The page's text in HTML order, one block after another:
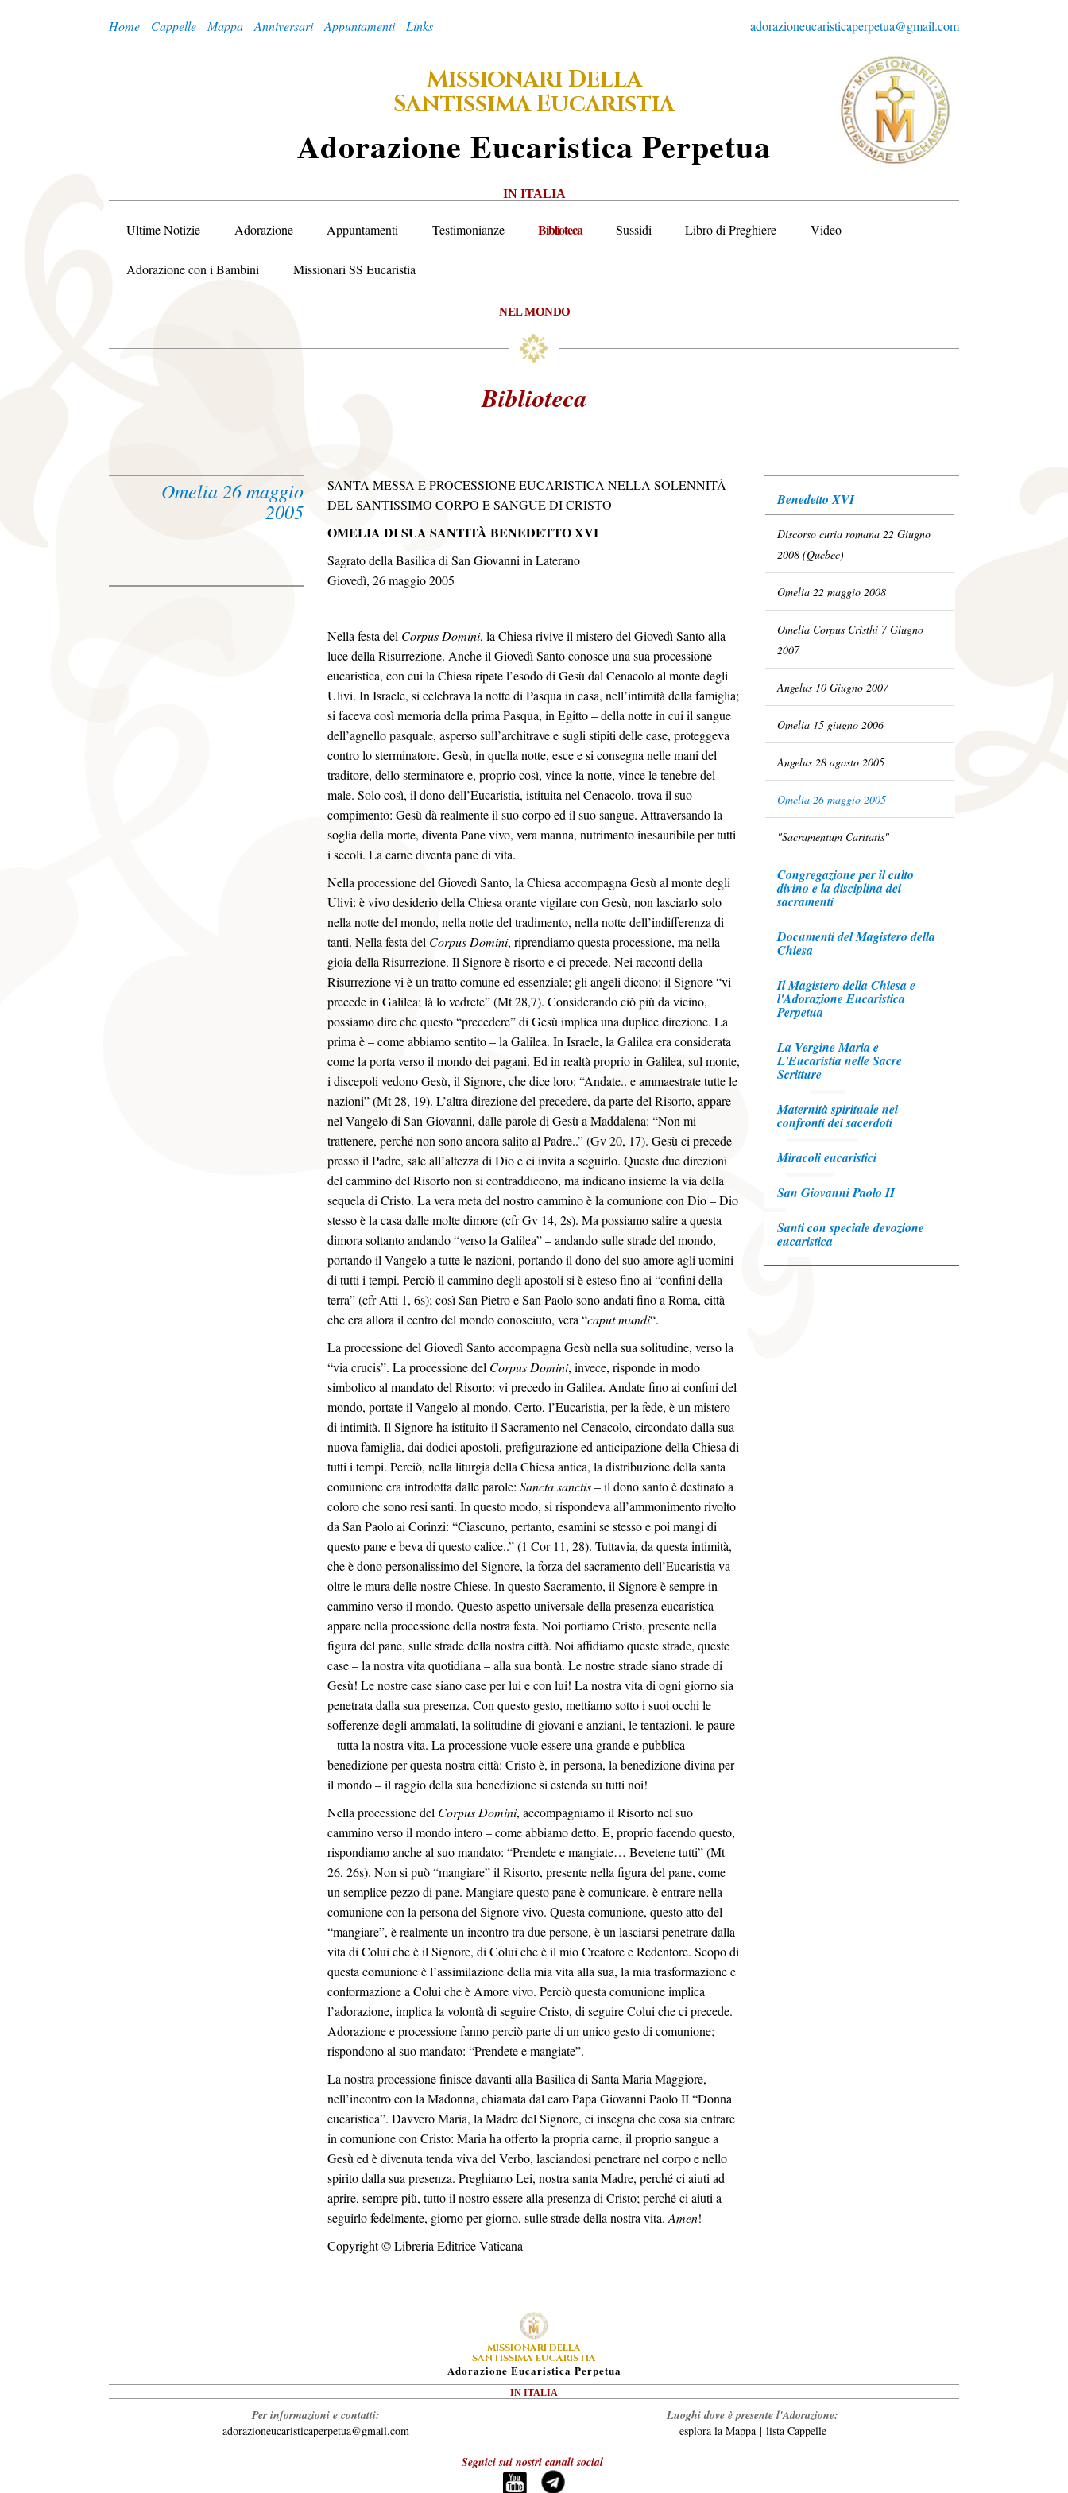
adorazioneucaristicaperpetua@gmail.com
Home Cappelle Mappa Anniversari Appuntamenti Links
MISSIONARIDELLA
SANTISSIMAEUCARISTIA
ADorazione EUcaristica PErpetua
IN ITALIA
Ultime Notizie Adorazione Appuntamenti Testimonianze Biblioteca Sussidi Libro di Preghiere Video
Adorazione con i Bambini Missionari SS Eucaristia
NEL MONDO
Biblioteca
Omelia 26 maggio
2005
SANTA MESSA E PROCESSIONE EUCARISTICA NELLA SOLENNITÀ
DEL SANTISSIMO CORPO E SANGUE DI CRISTO
OMELIA DI SUA SANTITÀ BENEDETTO XVI
Sagrato della Basilica di San Giovanni in Laterano
Giovedì, 26 maggio 2005
Nella festa del Corpus Domini, la Chiesa rivive il mistero del Giovedì Santo alla
luce della Risurrezione. Anche il Giovedì Santo conosce una sua processione
eucaristica, con cui la Chiesa ripete l’esodo di Gesù dal Cenacolo al monte degli
Ulivi. In Israele, si celebrava la notte di Pasqua in casa, nell’intimità della famiglia;
si faceva così memoria della prima Pasqua, in Egitto – della notte in cui il sangue
dell’agnello pasquale, asperso sull’architrave e sugli stipiti delle case, proteggeva
contro lo sterminatore. Gesù, in quella notte, esce e si consegna nelle mani del
traditore, dello sterminatore e, proprio così, vince la notte, vince le tenebre del
male. Solo così, il dono dell’Eucaristia, istituita nel Cenacolo, trova il suo
compimento: Gesù dà realmente il suo corpo ed il suo sangue. Attraversando la
soglia della morte, diventa Pane vivo, vera manna, nutrimento inesauribile per tutti
i secoli. La carne diventa pane di vita.
Nella processione del Giovedì Santo, la Chiesa accompagna Gesù al monte degli
Ulivi: è vivo desiderio della Chiesa orante vigilare con Gesù, non lasciarlo solo
nella notte del mondo, nella notte del tradimento, nella notte dell’indifferenza di
tanti. Nella festa del Corpus Domini, riprendiamo questa processione, ma nella
gioia della Risurrezione. Il Signore è risorto e ci precede. Nei racconti della
Risurrezione vi è un tratto comune ed essenziale; gli angeli dicono: il Signore “vi
precede in Galilea; là lo vedrete” (Mt 28,7). Considerando ciò più da vicino,
possiamo dire che questo “precedere” di Gesù implica una duplice direzione. La
prima è – come abbiamo sentito – la Galilea. In Israele, la Galilea era considerata
come la porta verso il mondo dei pagani. Ed in realtà proprio in Galilea, sul monte,
i discepoli vedono Gesù, il Signore, che dice loro: “Andate.. e ammaestrate tutte le
nazioni” (Mt 28, 19). L’altra direzione del precedere, da parte del Risorto, appare
nel Vangelo di San Giovanni, dalle parole di Gesù a Maddalena: “Non mi
trattenere, perché non sono ancora salito al Padre..” (Gv 20, 17). Gesù ci precede
presso il Padre, sale all’altezza di Dio e ci invita a seguirlo. Queste due direzioni
del cammino del Risorto non si contraddicono, ma indicano insieme la via della
sequela di Cristo. La vera meta del nostro cammino è la comunione con Dio – Dio
stesso è la casa dalle molte dimore (cfr Gv 14, 2s). Ma possiamo salire a questa
dimora soltanto andando “verso la Galilea” – andando sulle strade del mondo,
portando il Vangelo a tutte le nazioni, portando il dono del suo amore agli uomini
di tutti i tempi. Perciò il cammino degli apostoli si è esteso fino ai “confini della
terra” (cfr Atti 1, 6s); così San Pietro e San Paolo sono andati fino a Roma, città
che era allora il centro del mondo conosciuto, vera “caput mundi“.
La processione del Giovedì Santo accompagna Gesù nella sua solitudine, verso la
“via crucis”. La processione del Corpus Domini, invece, risponde in modo
simbolico al mandato del Risorto: vi precedo in Galilea. Andate fino ai confini del
mondo, portate il Vangelo al mondo. Certo, l’Eucaristia, per la fede, è un mistero
di intimità. Il Signore ha istituito il Sacramento nel Cenacolo, circondato dalla sua
nuova famiglia, dai dodici apostoli, prefigurazione ed anticipazione della Chiesa di
tutti i tempi. Perciò, nella liturgia della Chiesa antica, la distribuzione della santa
comunione era introdotta dalle parole: Sancta sanctis– il dono santo è destinato a
coloro che sono resi santi. In questo modo, si rispondeva all’ammonimento rivolto
da San Paolo ai Corinzi: “Ciascuno, pertanto, esamini se stesso e poi mangi di
questo pane e beva di questo calice..” (1 Cor 11, 28). Tuttavia, da questa intimità,
che è dono personalissimo del Signore, la forza del sacramento dell’Eucaristia va
oltre le mura delle nostre Chiese. In questo Sacramento, il Signore è sempre in
cammino verso il mondo. Questo aspetto universale della presenza eucaristica
appare nella processione della nostra festa. Noi portiamo Cristo, presente nella
figura del pane, sulle strade della nostra città. Noi affidiamo queste strade, queste
case – la nostra vita quotidiana – alla sua bontà. Le nostre strade siano strade di
Gesù! Le nostre case siano case per lui e con lui! La nostra vita di ogni giorno sia
penetrata dalla sua presenza. Con questo gesto, mettiamo sotto i suoi occhi le
sofferenze degli ammalati, la solitudine di giovani e anziani, le tentazioni, le paure
– tutta la nostra vita. La processione vuole essere una grande e pubblica
benedizione per questa nostra città: Cristo è, in persona, la benedizione divina per
il mondo – il raggio della sua benedizione si estenda su tutti noi!
Nella processione del Corpus Domini, accompagniamo il Risorto nel suo
cammino verso il mondo intero – come abbiamo detto. E, proprio facendo questo,
rispondiamo anche al suo mandato: “Prendete e mangiate… Bevetene tutti” (Mt
26, 26s). Non si può “mangiare” il Risorto, presente nella figura del pane, come
un semplice pezzo di pane. Mangiare questo pane è comunicare, è entrare nella
comunione con la persona del Signore vivo. Questa comunione, questo atto del
“mangiare”, è realmente un incontro tra due persone, è un lasciarsi penetrare dalla
vita di Colui che è il Signore, di Colui che è il mio Creatore e Redentore. Scopo di
questa comunione è l’assimilazione della mia vita alla sua, la mia trasformazione e
conformazione a Colui che è Amore vivo. Perciò questa comunione implica
l’adorazione, implica la volontà di seguire Cristo, di seguire Colui che ci precede.
Adorazione e processione fanno perciò parte di un unico gesto di comunione;
rispondono al suo mandato: “Prendete e mangiate”.
La nostra processione finisce davanti alla Basilica di Santa Maria Maggiore,
nell’incontro con la Madonna, chiamata dal caro Papa Giovanni Paolo II “Donna
eucaristica”. Davvero Maria, la Madre del Signore, ci insegna che cosa sia entrare
in comunione con Cristo: Maria ha offerto la propria carne, il proprio sangue a
Gesù ed è divenuta tenda viva del Verbo, lasciandosi penetrare nel corpo e nello
spirito dalla sua presenza. Preghiamo Lei, nostra santa Madre, perché ci aiuti ad
aprire, sempre più, tutto il nostro essere alla presenza di Cristo; perché ci aiuti a
seguirlo fedelmente, giorno per giorno, sulle strade della nostra vita. Amen!
Copyright © Libreria Editrice Vaticana
Benedetto XVI
Discorso curia romana 22 Giugno
2008 (Quebec)
Omelia 22 maggio 2008
Omelia Corpus Cristhi 7 Giugno
2007
Angelus 10 Giugno 2007
Omelia 15 giugno 2006
Angelus 28 agosto 2005
Omelia 26 maggio 2005
"Sacramentum Caritatis"
Congregazione per il culto
divino e la disciplina dei
sacramenti
Documenti del Magistero della
Chiesa
Il Magistero della Chiesa e
l'Adorazione Eucaristica
Perpetua
La Vergine Maria e
L'Eucaristia nelle Sacre
Scritture
Maternità spirituale nei
confronti dei sacerdoti
Miracoli eucaristici
San Giovanni Paolo II
Santi con speciale devozione
eucaristica
MISSIONARI DELLA
SANTISSIMA EUCARISTIA
ADorazione EUcaristica PErpetua
IN ITALIA
Per informazioni e contatti:
adorazioneucaristicaperpetua@gmail.com
Luoghi dove è presente l'Adorazione:
esplora la Mappa| lista Cappelle
Seguici sui nostri canali social